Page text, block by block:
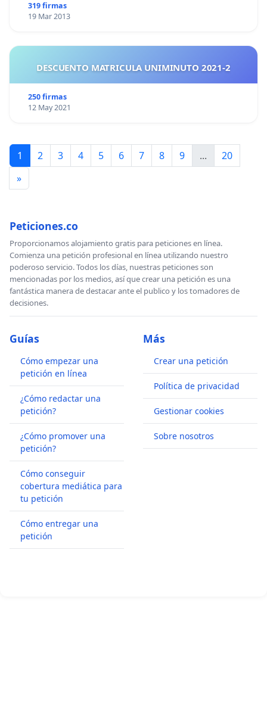
319 firmas
19 Mar 2013
DESCUENTO MATRICULA UNIMINUTO 2021-2
250 firmas
12 May 2021
1 2 3 4 5 6 7 8 9 ...
20
»
Peticiones.co
Proporcionamos alojamiento gratis para peticiones en línea.
Comienza una petición profesional en línea utilizando nuestro
poderoso servicio. Todos los días, nuestras peticiones son
mencionadas por los medios, así que crear una petición es una
fantástica manera de destacar ante el publico y los tomadores de
decisiones.
Guías
Cómo empezar una
petición en línea
¿Cómo redactar una
petición?
¿Cómo promover una
petición?
Cómo conseguir
cobertura mediática para
tu petición
Cómo entregar una
petición
Más
Crear una petición
Política de privacidad
Gestionar cookies
Sobre nosotros